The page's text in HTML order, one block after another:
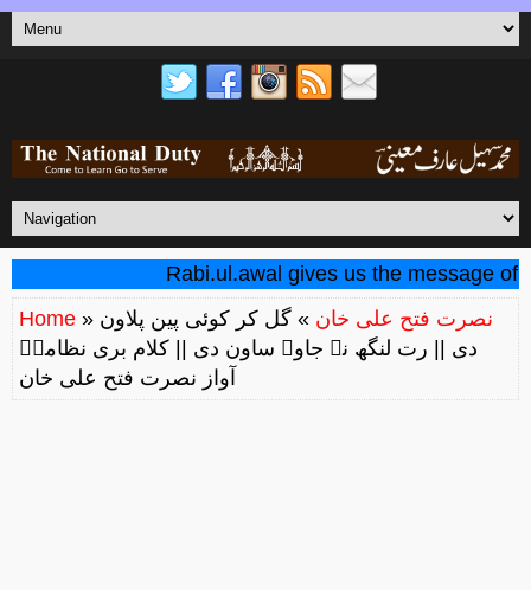
Rabi.ul.awal gives us the message of
Home » نصرت فتح علی خان » گل کر کوئی پین پلاون
دی || رت لنگھ نہ جاوے ساون دی || کلام بری نظامیؔ
آواز نصرت فتح علی خان